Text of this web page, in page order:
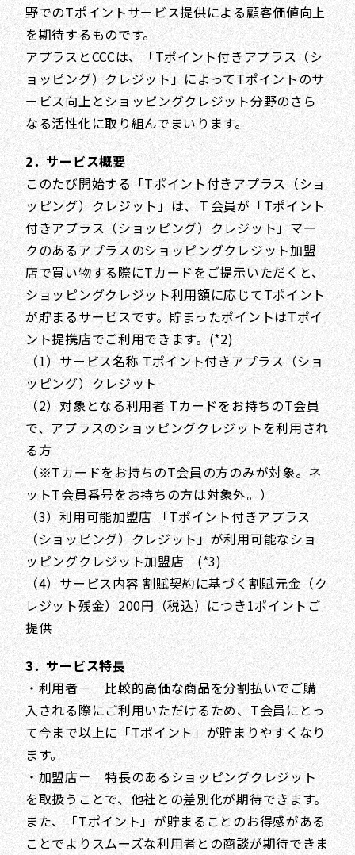
野でのTポイントサービス提供による顧客価値向上
を期待するものです。
アプラスとCCCは、「Tポイント付きアプラス（シ
ョッピング）クレジット」によってTポイントのサ
ービス向上とショッピングクレジット分野のさら
なる活性化に取り組んでまいります。
2．サービス概要
このたび開始する「Tポイント付きアプラス（ショ
ッピング）クレジット」は、Ｔ会員が「Tポイント
付きアプラス（ショッピング）クレジット」マー
クのあるアプラスのショッピングクレジット加盟
店で買い物する際にTカードをご提示いただくと、
ショッピングクレジット利用額に応じてTポイント
が貯まるサービスです。貯まったポイントはTポイ
ント提携店でご利用できます。(*2)
（1）サービス名称 Tポイント付きアプラス（ショ
ッピング）クレジット
（2）対象となる利用者 Tカードをお持ちのT会員
で、アプラスのショッピングクレジットを利用され
る方
（※Tカードをお持ちのT会員の方のみが対象。ネ
ットT会員番号をお持ちの方は対象外。）
（3）利用可能加盟店 「Tポイント付きアプラス
（ショッピング）クレジット」が利用可能なショ
ッピングクレジット加盟店 (*3)
（4）サービス内容 割賦契約に基づく割賦元金（ク
レジット残金）200円（税込）につき1ポイントご
提供
3．サービス特長
・利用者－ 比較的高価な商品を分割払いでご購
入される際にご利用いただけるため、T会員にとっ
て今まで以上に「Tポイント」が貯まりやすくなり
ます。
・加盟店－ 特長のあるショッピングクレジット
を取扱うことで、他社との差別化が期待できます。
また、「Tポイント」が貯まることのお得感がある
ことでよりスムーズな利用者との商談が期待できま